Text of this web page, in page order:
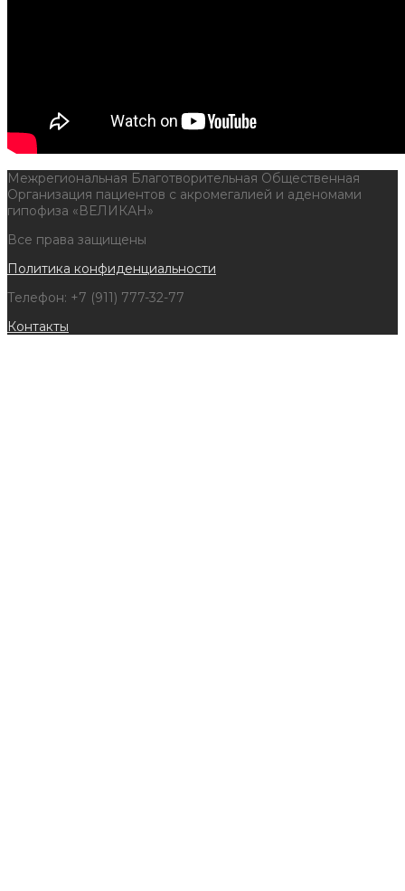
Межрегиональная Благотворительная Общественная
Организация пациентов с акромегалией и аденомами
гипофиза «ВЕЛИКАН»
Все права защищены
Политика конфиденциальности
Телефон: +7 (911) 777-32-77
Контакты